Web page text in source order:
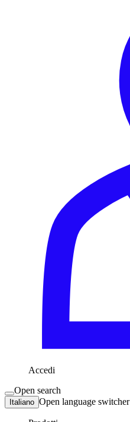
Accedi
Open search
Italiano Open language switcher